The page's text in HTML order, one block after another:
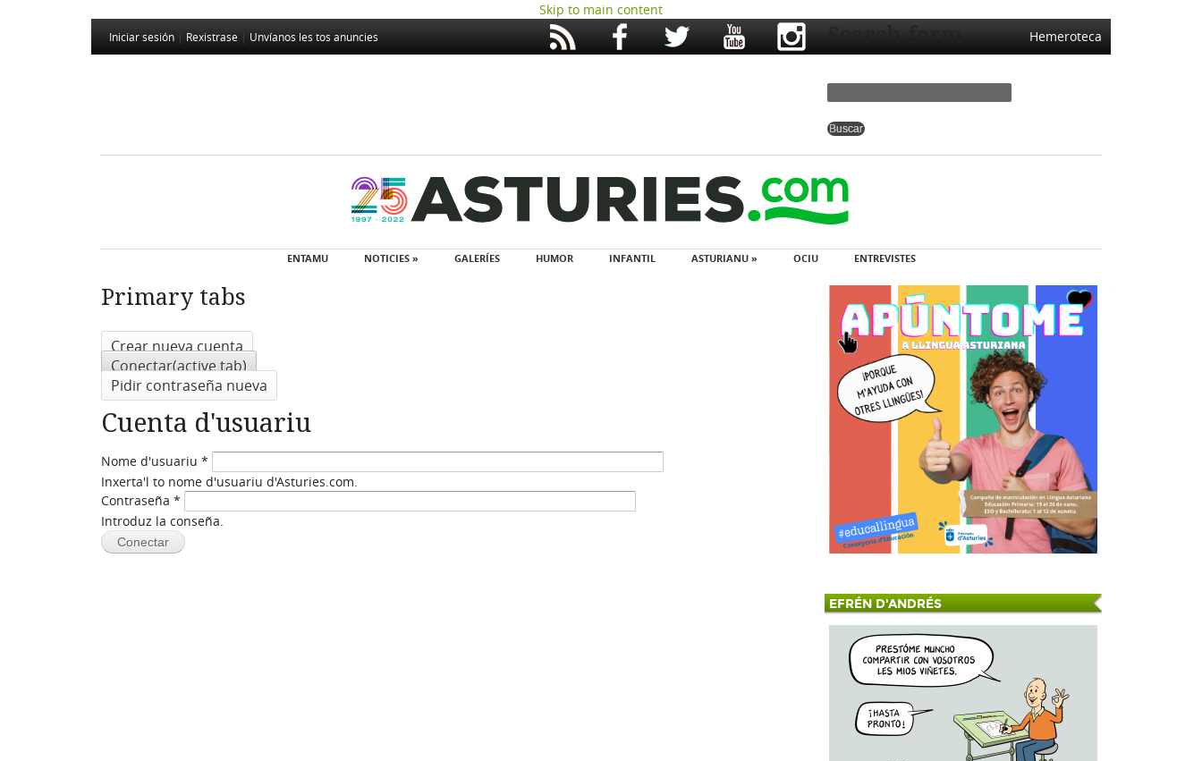
Skip to main content
Iniciar sesión Rexistrase Unvíanos les tos anuncies Hemeroteca
Search form
ENTAMU NOTICIES » GALERÍES HUMOR INFANTIL ASTURIANU » OCIU ENTREVISTES
Primary tabs
Crear nueva cuenta
Conectar(active tab)
Pidir contraseña nueva
Cuenta d'usuariu
Nome d'usuariu *
Inxerta'l to nome d'usuariu d'Asturies.com.
Contraseña *
Introduz la conseña.
EFRÉN D'ANDRÉS